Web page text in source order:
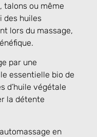
talons ou même
des huiles
lors du massage,
par une
essentielle bio de
d’huile végétale
la détente
en